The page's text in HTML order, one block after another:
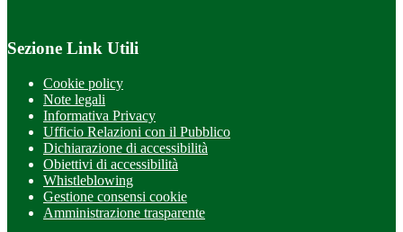
Sezione Link Utili
Cookie policy
Note legali
Informativa Privacy
Ufficio Relazioni con il Pubblico
Dichiarazione di accessibilità
Obiettivi di accessibilità
Whistleblowing
Gestione consensi cookie
Amministrazione trasparente